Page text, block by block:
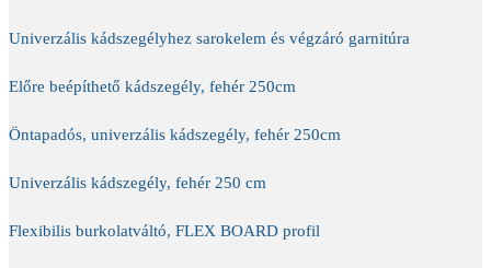
Univerzális kádszegélyhez sarokelem és végzáró garnitúra
Előre beépíthető kádszegély, fehér 250cm
Öntapadós, univerzális kádszegély, fehér 250cm
Univerzális kádszegély, fehér 250 cm
Flexibilis burkolatváltó, FLEX BOARD profil